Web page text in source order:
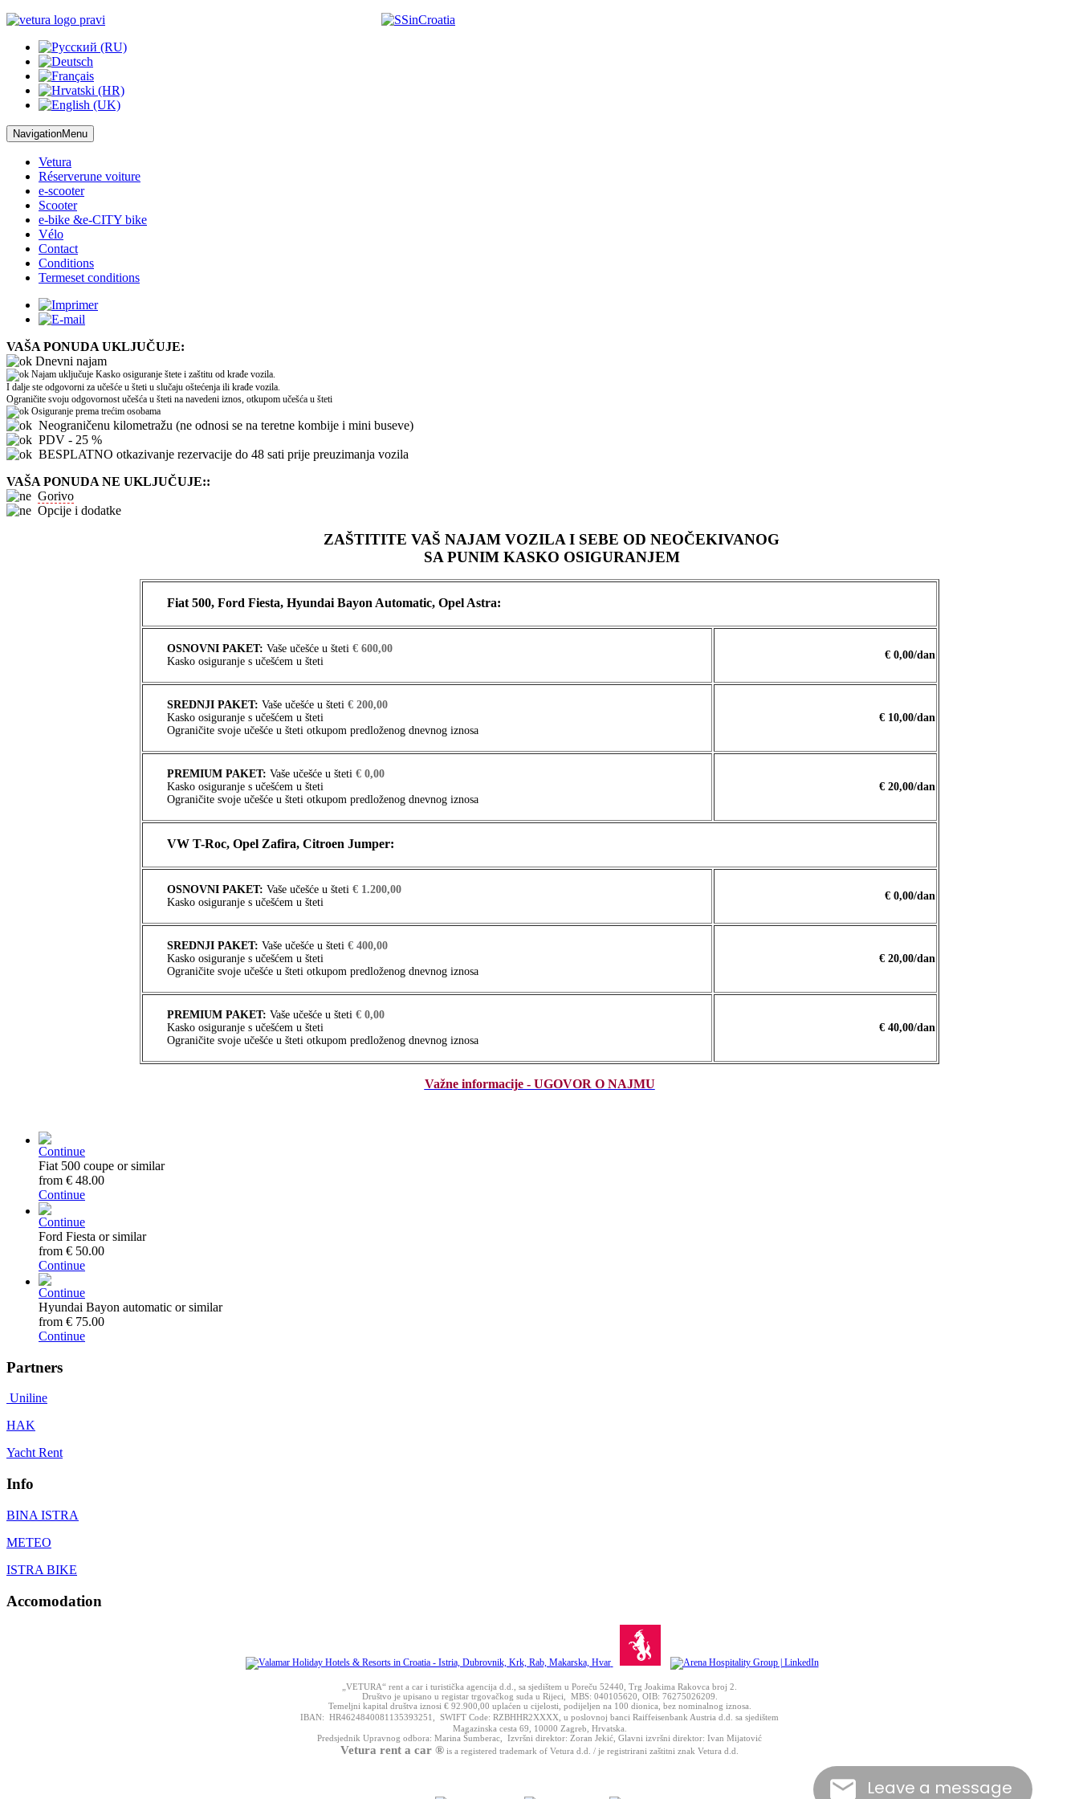
Leave a message
NavigationMenu
Vetura
Réserverune voiture
e-scooter
Scooter
e-bike &e-CITY bike
Vélo
Contact
Conditions
Termeset conditions
VAŠA PONUDA UKLJUČUJE:
Dnevni najam
Najam uključuje Kasko osiguranje štete i zaštitu od krađe vozila.
I dalje ste odgovorni za učešće u šteti u slučaju oštećenja ili krađe vozila.
Ograničite svoju odgovornost učešća u šteti na navedeni iznos, otkupom učešća u šteti
Osiguranje prema trećim osobama
Neograničenu kilometražu (ne odnosi se na teretne kombije i mini buseve)
PDV - 25 %
BESPLATNO otkazivanje rezervacije do 48 sati prije preuzimanja vozila
VAŠA PONUDA NE UKLJUČUJE::
Gorivo
Opcije i dodatke
ZAŠTITITE VAŠ NAJAM VOZILA I SEBE OD NEOČEKIVANOG
SA PUNIM KASKO OSIGURANJEM
Fiat 500, Ford Fiesta, Hyundai Bayon Automatic, Opel Astra:
OSNOVNI PAKET: Vaše učešće u šteti € 600,00
Kasko osiguranje s učešćem u šteti
€ 0,00/dan
SREDNJI PAKET: Vaše učešće u šteti € 200,00
Kasko osiguranje s učešćem u šteti
Ograničite svoje učešće u šteti otkupom predloženog dnevnog iznosa
€ 10,00/dan
PREMIUM PAKET: Vaše učešće u šteti € 0,00
Kasko osiguranje s učešćem u šteti
Ograničite svoje učešće u šteti otkupom predloženog dnevnog iznosa
€ 20,00/dan
VW T-Roc, Opel Zafira, Citroen Jumper:
OSNOVNI PAKET: Vaše učešće u šteti € 1.200,00
Kasko osiguranje s učešćem u šteti
€ 0,00/dan
SREDNJI PAKET: Vaše učešće u šteti € 400,00
Kasko osiguranje s učešćem u šteti
Ograničite svoje učešće u šteti otkupom predloženog dnevnog iznosa
€ 20,00/dan
PREMIUM PAKET: Vaše učešće u šteti € 0,00
Kasko osiguranje s učešćem u šteti
Ograničite svoje učešće u šteti otkupom predloženog dnevnog iznosa
€ 40,00/dan
Važne informacije - UGOVOR O NAJMU
Continue
Fiat 500 coupe or similar
from € 48.00
Continue
Continue
Ford Fiesta or similar
from € 50.00
Continue
Continue
Hyundai Bayon automatic or similar
from € 75.00
Continue
Partners
Uniline
HAK
Yacht Rent
Info
BINA ISTRA
METEO
ISTRA BIKE
Accomodation
„VETURA“ rent a car i turistička agencija d.d., sa sjedištem u Poreču 52440, Trg Joakima Rakovca broj 2.
Društvo je upisano u registar trgovačkog suda u Rijeci, MBS: 040105620, OIB: 76275026209.
Temeljni kapital društva iznosi € 92.900,00 uplaćen u cijelosti, podijeljen na 100 dionica, bez nominalnog iznosa.
IBAN: HR4624840081135393251, SWIFT Code: RZBHHR2XXXX, u poslovnoj banci Raiffeisenbank Austria d.d. sa sjedištem
Magazinska cesta 69, 10000 Zagreb, Hrvatska.
Predsjednik Upravnog odbora: Marina Šumberac, Izvršni direktor: Zoran Jekić, Glavni izvršni direktor: Ivan Mijatović
Vetura rent a car ® is a registered trademark of Vetura d.d. / je registrirani zaštitni znak Vetura d.d.